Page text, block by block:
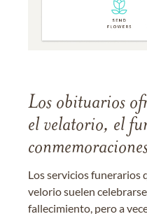
Los obituarios
el velatorio, el
Los servicios funerarios
velorio suelen
fallecimiento, pero a